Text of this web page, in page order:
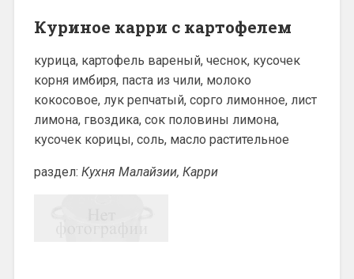
Куриное карри с картофелем
курица, картофель вареный, чеснок, кусочек
корня имбиря, паста из чили, молоко
кокосовое, лук репчатый, сорго лимонное, лист
лимона, гвоздика, сок половины лимона,
кусочек корицы, соль, масло растительное
раздел: Кухня Малайзии, Карри